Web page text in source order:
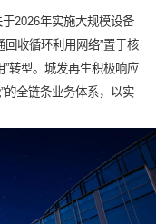
2026年实施大规模设备
收循环利用网络”置于核
转型。城发再生积极响应
的全链条业务体系，以实